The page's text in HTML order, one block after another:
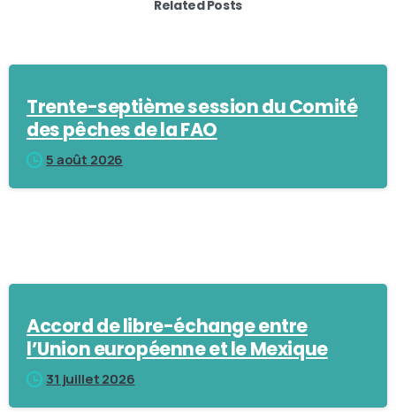
Related Posts
Trente-septième session du Comité
des pêches de la FAO
5 août 2026
Accord de libre-échange entre
l’Union européenne et le Mexique
31 juillet 2026